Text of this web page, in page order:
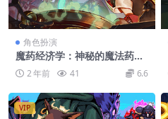
角色扮演
魔药经济学：神秘的魔法药水
商店/Potionomics
2 年前 41 6.6
VIP